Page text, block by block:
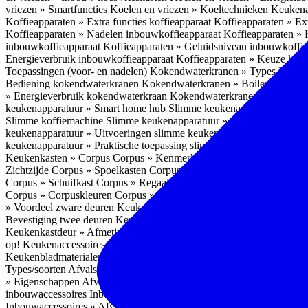
vriezen » Smartfuncties Koelen en vriezen » Koeltechnieken
Koffieapparaten » Extra functies koffieapparaat Koffieapparaten »
Koffieapparaten » Nadelen inbouwkoffieapparaat Koffieapparaten »
inbouwkoffieapparaat Koffieapparaten » Geluidsniveau
Energieverbruik inbouwkoffieapparaat Koffieapparaten » Keuze
Toepassingen (voor- en nadelen) Kokendwaterkranen » Types
Bediening kokendwaterkranen Kokendwaterkranen » Boilers
» Energieverbruik kokendwaterkraan Kokendwaterkranen »
keukenapparatuur » Smart home hub Slimme keukenapparatuur »
Slimme koffiemachine Slimme keukenapparatuur » Slimme stekker
keukenapparatuur » Uitvoeringen slimme keukenapparatuur
keukenapparatuur » Praktische toepassing slimme keukenapparatuur
Keukenkasten » Corpus Corpus » Kenmerken
Zichtzijde Corpus » Spoelkasten Corpus » Soorten keukenkasten
Corpus » Schuifkast Corpus » Regaalkast
Corpus » Corpuskleuren Corpus » Corpus in kleur
» Voordeel zware deuren Keukenkasten » Kastindeling
Bevestiging twee deuren Keukenkastdeur » Vaatwasserdeur
Keukenkastdeur » Afmetingen
op! KeukenaccessoiresKeukenaccessoires » Achterwanden
Keukenbladmaterialen als achterwand
Types/soorten Afvalsystemen » Installatie
» Eigenschappen Afvalsystemen » Inhoud
inbouwaccessoires Inbouwaccessoires » Bestek- en ladeindelingen